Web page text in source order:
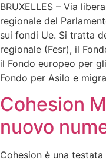
BRUXELLES – Via
regionale del
sui fondi Ue. Si tratta
regionale (Fesr), il
il Fondo europeo per
Fondo per Asilo e
Cohesion
nuovo
Cohesion è una